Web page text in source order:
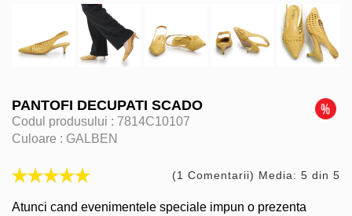
PANTOFI DECUPATI SCADO
Codul produsului : 7814C10107
Culoare : GALBEN
(1 Comentarii) Media: 5 din 5
Atunci cand evenimentele speciale impun o prezenta